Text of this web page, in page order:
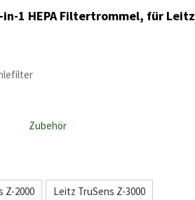
in-1 HEPA Filtertrommel, für Leitz
Zubehör
Z-2000 Leitz TruSens Z-3000